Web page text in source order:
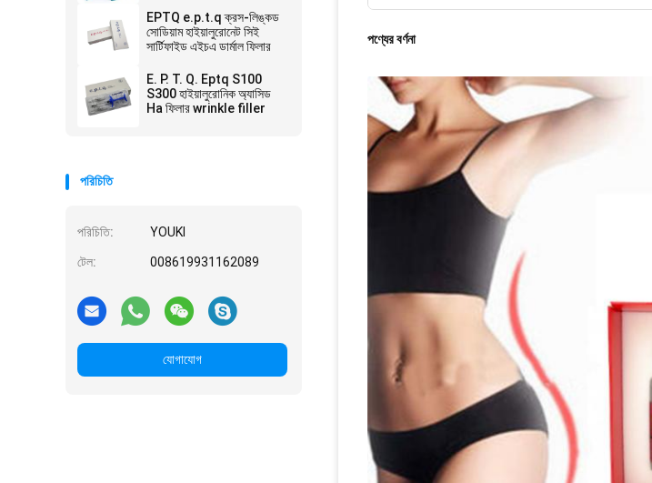
EPTQ e.p.t.q ক্রস-লিঙ্কড
সোডিয়াম হাইয়ালুরোনেট সিই
সার্টিফাইড এইচএ ডার্মাল ফিলার
E. P. T. Q. Eptq S100
S300 হাইয়ালুরোনিক অ্যাসিড
Ha ফিলার wrinkle filler
পরিচিতি
পরিচিতি: YOUKI
টেল: 008619931162089
যোগাযোগ
পণ্যের বর্ণনা